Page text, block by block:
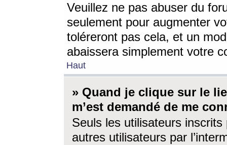
Veuillez ne pas abuser du
seulement pour augmenter
toléreront pas cela, et un
abaissera simplement votre
Haut
» Quand je clique sur le
m’est demandé de me
Seuls les utilisateurs
autres utilisateurs par